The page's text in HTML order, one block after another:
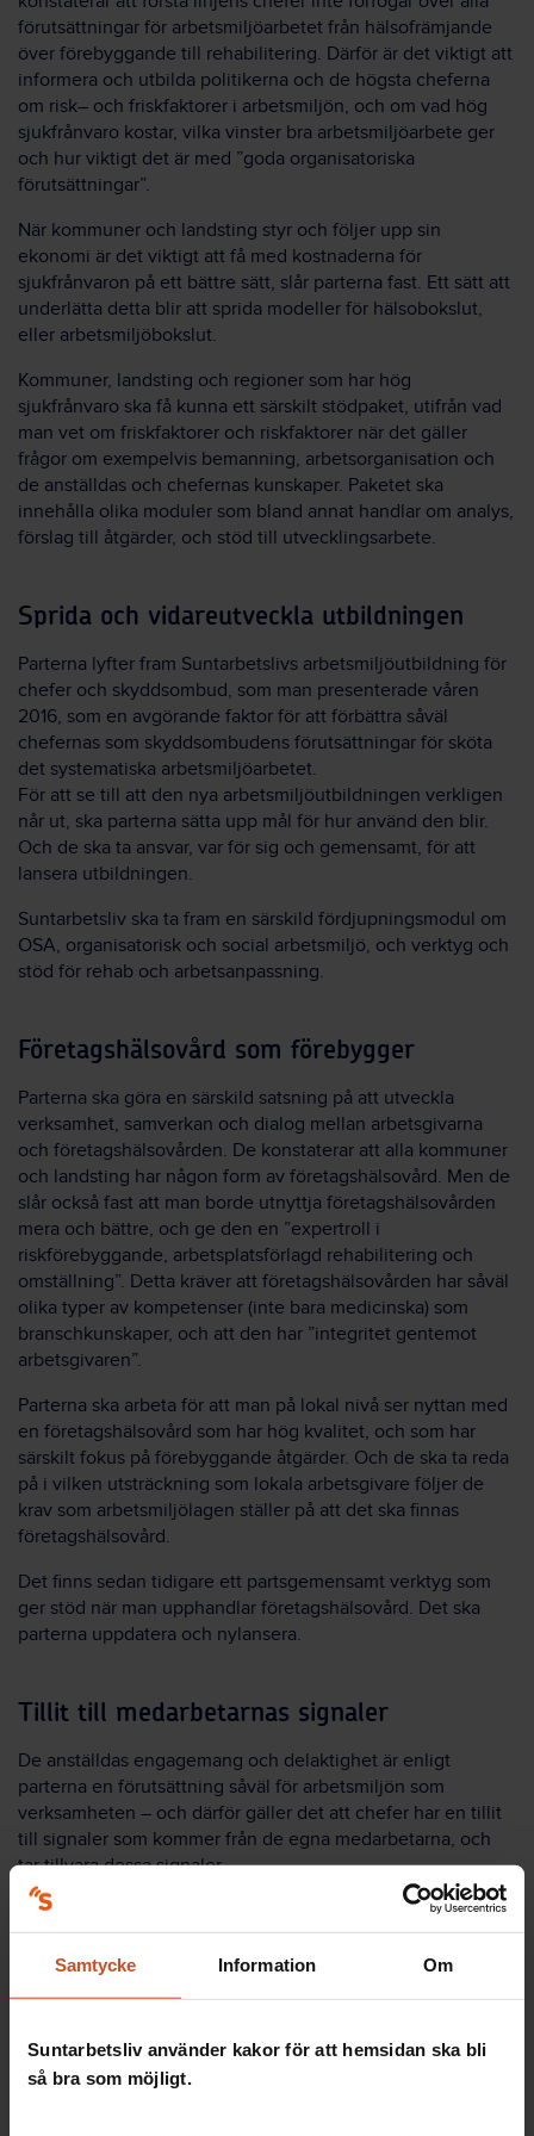
Samtycke Information Om
Suntarbetsliv använder kakor för att hemsidan ska bli
så bra som möjligt.
förutsättningar för arbetsmiljöarbetet från hälsofrämjande
över förebyggande till rehabilitering. Därför är det viktigt att
informera och utbilda politikerna och de högsta cheferna
om risk– och friskfaktorer i arbetsmiljön, och om vad hög
sjukfrånvaro kostar, vilka vinster bra arbetsmiljöarbete ger
och hur viktigt det är med ”goda organisatoriska
förutsättningar”.
När kommuner och landsting styr och följer upp sin
ekonomi är det viktigt att få med kostnaderna för
sjukfrånvaron på ett bättre sätt, slår parterna fast. Ett sätt att
underlätta detta blir att sprida modeller för hälsobokslut,
eller arbetsmiljöbokslut.
Kommuner, landsting och regioner som har hög
sjukfrånvaro ska få kunna ett särskilt stödpaket, utifrån vad
man vet om friskfaktorer och riskfaktorer när det gäller
frågor om exempelvis bemanning, arbetsorganisation och
de anställdas och chefernas kunskaper. Paketet ska
innehålla olika moduler som bland annat handlar om analys,
förslag till åtgärder, och stöd till utvecklingsarbete.
Sprida och vidareutveckla utbildningen
Parterna lyfter fram Suntarbetslivs arbetsmiljöutbildning för
chefer och skyddsombud, som man presenterade våren
2016, som en avgörande faktor för att förbättra såväl
chefernas som skyddsombudens förutsättningar för sköta
det systematiska arbetsmiljöarbetet.
För att se till att den nya arbetsmiljöutbildningen verkligen
når ut, ska parterna sätta upp mål för hur använd den blir.
Och de ska ta ansvar, var för sig och gemensamt, för att
lansera utbildningen.
Suntarbetsliv ska ta fram en särskild fördjupningsmodul om
OSA, organisatorisk och social arbetsmiljö, och verktyg och
stöd för rehab och arbetsanpassning.
Företagshälsovård som förebygger
Parterna ska göra en särskild satsning på att utveckla
verksamhet, samverkan och dialog mellan arbetsgivarna
och företagshälsovården. De konstaterar att alla kommuner
och landsting har någon form av företagshälsovård. Men de
slår också fast att man borde utnyttja företagshälsovården
mera och bättre, och ge den en ”expertroll i
riskförebyggande, arbetsplatsförlagd rehabilitering och
omställning”. Detta kräver att företagshälsovården har såväl
olika typer av kompetenser (inte bara medicinska) som
branschkunskaper, och att den har ”integritet gentemot
arbetsgivaren”.
Parterna ska arbeta för att man på lokal nivå ser nyttan med
en företagshälsovård som har hög kvalitet, och som har
särskilt fokus på förebyggande åtgärder. Och de ska ta reda
på i vilken utsträckning som lokala arbetsgivare följer de
krav som arbetsmiljölagen ställer på att det ska finnas
företagshälsovård.
Det finns sedan tidigare ett partsgemensamt verktyg som
ger stöd när man upphandlar företagshälsovård. Det ska
parterna uppdatera och nylansera.
Tillit till medarbetarnas signaler
De anställdas engagemang och delaktighet är enligt
parterna en förutsättning såväl för arbetsmiljön som
verksamheten – och därför gäller det att chefer har en tillit
till signaler som kommer från de egna medarbetarna, och
tar tillvara dessa signaler.
Parterna är överens om att tydliggöra att ”samverkan är ett
kraftfullt verktyg i det lokala arbetsmiljöarbetet – på
arbetsplatsnivå”.
utbildning. Centralt finns ett samverkansavtal, FAS05, som
parterna nu utvärderar och följer upp.